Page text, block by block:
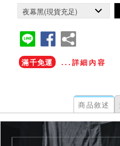
滿千免運 ...詳細內容
商品敘述